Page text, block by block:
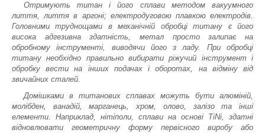
Отримують титан і його сплави методом вакуумного
лиття, лиття в аргоні; електродуговою плавкою електродів.
Головними труднощами в механічній обробці титану є його
висока адгезивна здатність, метал просто залипає на
обробному інструменті, виводячи його з ладу. При обробці
титану необхідно правильно вибирати ріжучий інструмент і
обробку вести на інших подачах і оборотах, на відміну від
звичайних сталей.
Домішками в титанових сплавах можуть бути алюміній,
молібден, ванадій, марганець, хром, олово, залізо та інші
елементи. Наприклад, нітіполи, сплави на основі TiNi, здатні
відновлювати геометричну форму первісного виробу або